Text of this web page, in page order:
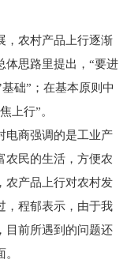
，农村产品上行逐渐
体思路里提出，“要进
础”；在基本原则中
上行”。
电商强调的是工业产
农民的生活，方便农
农产品上行对农村发
，程郁表示，由于我
目前所遇到的问题还